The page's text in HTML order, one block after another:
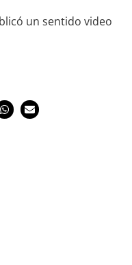
un sentido video